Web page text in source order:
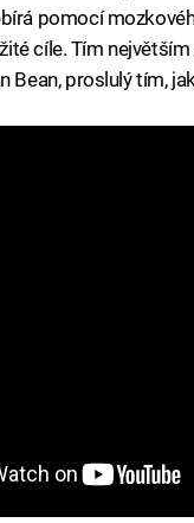
pomocí
cíle. Tím
Bean, proslulý tím,